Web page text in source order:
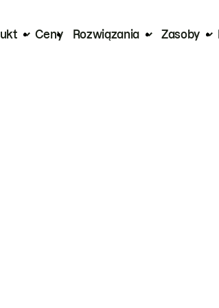
Ceny Rozwiązania Zasoby